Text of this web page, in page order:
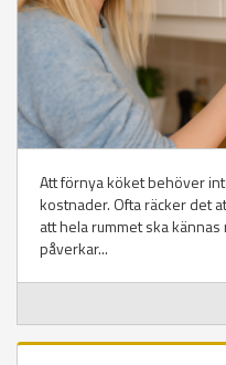
Att förnya köket behöver
kostnader. Ofta räcker det
att hela rummet ska
påverkar...